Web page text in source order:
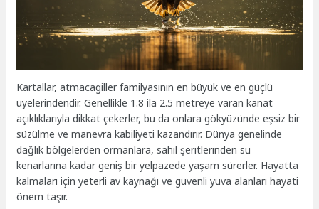
Kartallar, atmacagiller familyasının en büyük ve en güçlü
üyelerindendir. Genellikle 1.8 ila 2.5 metreye varan kanat
açıklıklarıyla dikkat çekerler, bu da onlara gökyüzünde eşsiz bir
süzülme ve manevra kabiliyeti kazandırır. Dünya genelinde
dağlık bölgelerden ormanlara, sahil şeritlerinden su
kenarlarına kadar geniş bir yelpazede yaşam sürerler. Hayatta
kalmaları için yeterli av kaynağı ve güvenli yuva alanları hayati
önem taşır.